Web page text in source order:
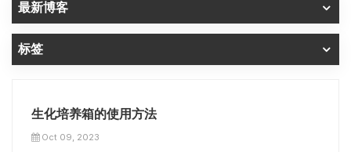
最新博客
标签
生化培养箱的使用方法
Oct 09, 2023